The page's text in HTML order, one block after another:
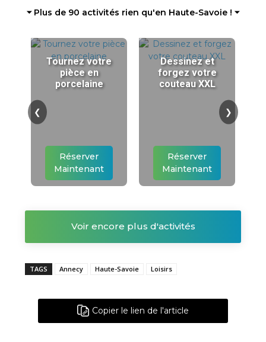
⏷ Plus de 90 activités rien qu'en Haute-Savoie ! ⏷
Tournez votre
pièce en
porcelaine
Réserver
Maintenant
Dessinez et
forgez votre
couteau XXL
Réserver
Maintenant
❮ ❯
Voir encore plus d'activités
TAGS Annecy Haute-Savoie Loisirs
Copier le lien de l'article